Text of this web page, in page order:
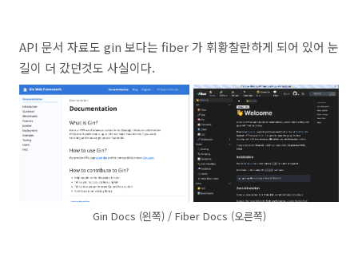
API 문서 자료도 gin 보다는 fiber 가 휘황찰란하게 되어 있어 눈
길이 더 갔던것도 사실이다.
Gin Docs (왼쪽) / Fiber Docs (오른쪽)